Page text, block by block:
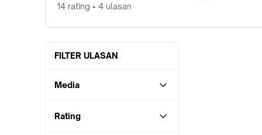
14 rating • 4 ulasan
FILTER ULASAN
Media
Rating